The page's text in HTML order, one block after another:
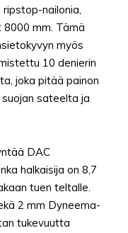
nailonia,
mm. Tämä
myös
10 denierin
joka pitää painon
sateelta ja
DAC
halkaisija on 8,7
tuen teltalle.
2 mm Dyneema-
tukevuutta